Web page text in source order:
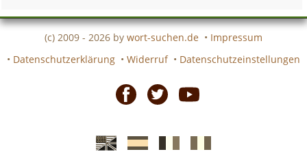
(c) 2009 - 2026 by wort-suchen.de • Impressum
• Datenschutzerklärung • Widerruf • Datenschutzeinstellungen